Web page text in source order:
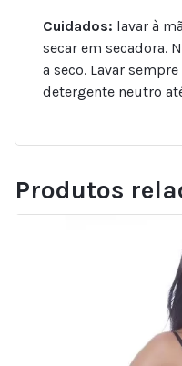
Cuidados: lavar à
secar em secadora.
a seco. Lavar
detergente neutro
Produtos